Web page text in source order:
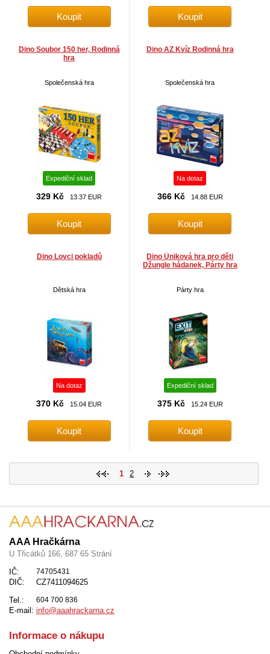
Dino Soubor 150 her, Rodinná
hra
Společenská hra
Expediční sklad
329 Kč 13.37 EUR
Dino AZ Kvíz Rodinná hra
Společenská hra
Na dotaz
366 Kč 14.88 EUR
Dino Lovci pokladů
Dětská hra
Na dotaz
370 Kč 15.04 EUR
Dino Úniková hra pro děti
Džungle hádanek, Párty hra
Párty hra
Expediční sklad
375 Kč 15.24 EUR
1 2
AAA Hračkárna
U Třicátků 166, 687 65 Strání
IČ:
74705431
DIČ:
CZ7411094625
Tel.:
604 700 836
E-mail: info@aaahrackarna.cz
Informace o nákupu